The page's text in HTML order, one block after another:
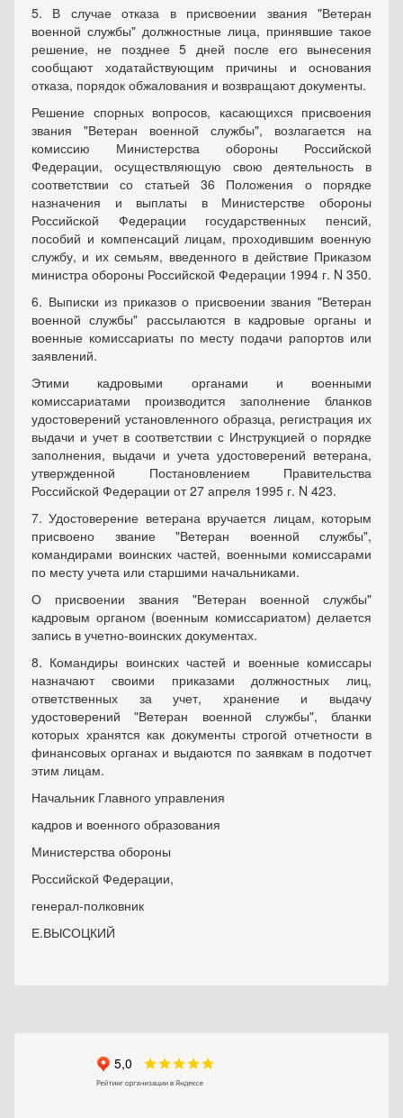
5. В случае отказа в присвоении звания "Ветеран
военной службы" должностные лица, принявшие такое
решение, не позднее 5 дней после его вынесения
сообщают ходатайствующим причины и основания
отказа, порядок обжалования и возвращают документы.
Решение спорных вопросов, касающихся присвоения
звания "Ветеран военной службы", возлагается на
комиссию Министерства обороны Российской
Федерации, осуществляющую свою деятельность в
соответствии со статьей 36 Положения о порядке
назначения и выплаты в Министерстве обороны
Российской Федерации государственных пенсий,
пособий и компенсаций лицам, проходившим военную
службу, и их семьям, введенного в действие Приказом
министра обороны Российской Федерации 1994 г. N 350.
6. Выписки из приказов о присвоении звания "Ветеран
военной службы" рассылаются в кадровые органы и
военные комиссариаты по месту подачи рапортов или
заявлений.
Этими кадровыми органами и военными
комиссариатами производится заполнение бланков
удостоверений установленного образца, регистрация их
выдачи и учет в соответствии с Инструкцией о порядке
заполнения, выдачи и учета удостоверений ветерана,
утвержденной Постановлением Правительства
Российской Федерации от 27 апреля 1995 г. N 423.
7. Удостоверение ветерана вручается лицам, которым
присвоено звание "Ветеран военной службы",
командирами воинских частей, военными комиссарами
по месту учета или старшими начальниками.
О присвоении звания "Ветеран военной службы"
кадровым органом (военным комиссариатом) делается
запись в учетно-воинских документах.
8. Командиры воинских частей и военные комиссары
назначают своими приказами должностных лиц,
ответственных за учет, хранение и выдачу
удостоверений "Ветеран военной службы", бланки
которых хранятся как документы строгой отчетности в
финансовых органах и выдаются по заявкам в подотчет
этим лицам.
Начальник Главного управления
кадров и военного образования
Министерства обороны
Российской Федерации,
генерал-полковник
Е.ВЫСОЦКИЙ